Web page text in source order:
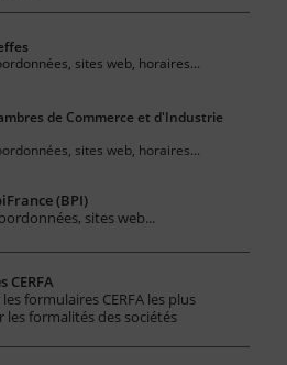
sites web, horaires...
de Commerce et d'Industrie
sites web, horaires...
(BPI)
sites web...
CERFA
formulaires CERFA les plus
les formalités des sociétés